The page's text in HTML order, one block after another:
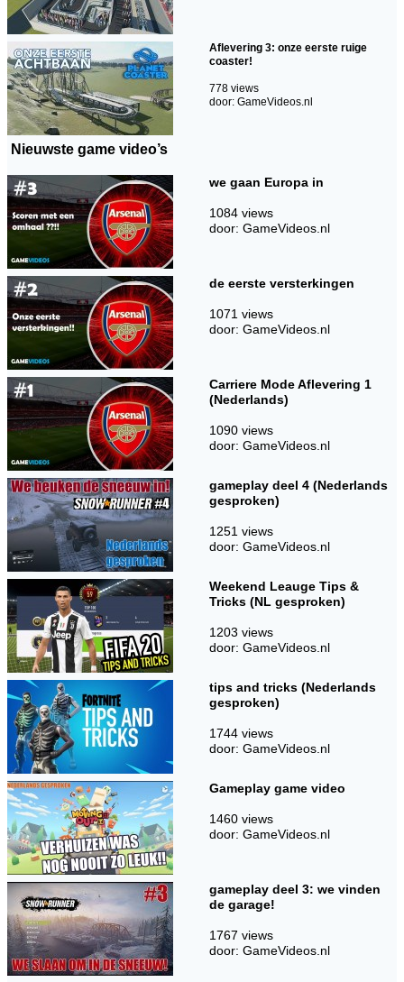
Aflevering 3: onze eerste ruige
coaster!
778 views
door: GameVideos.nl
Nieuwste game video’s
we gaan Europa in
1084 views
door: GameVideos.nl
de eerste versterkingen
1071 views
door: GameVideos.nl
Carriere Mode Aflevering 1
(Nederlands)
1090 views
door: GameVideos.nl
gameplay deel 4 (Nederlands
gesproken)
1251 views
door: GameVideos.nl
Weekend Leauge Tips &
Tricks (NL gesproken)
1203 views
door: GameVideos.nl
tips and tricks (Nederlands
gesproken)
1744 views
door: GameVideos.nl
Gameplay game video
1460 views
door: GameVideos.nl
gameplay deel 3: we vinden
de garage!
1767 views
door: GameVideos.nl